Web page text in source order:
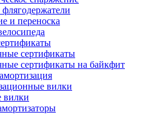
и переноска
сертификаты
сертификаты на байкфит
вилки
вилки